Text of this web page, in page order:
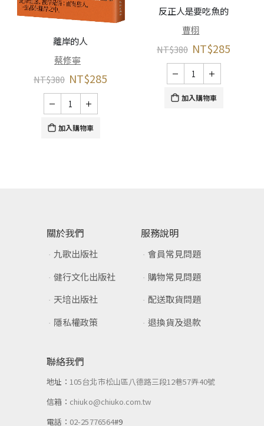
離岸的人
蔡修寧
NT$380 NT$285
加入購物車
反正人是要吃魚的
曹栩
NT$380 NT$285
加入購物車
關於我們
九歌出版社
健行文化出版社
天培出版社
隱私權政策
服務說明
會員常見問題
購物常見問題
配送取貨問題
退換貨及退款
聯絡我們
地址：105台北市松山區八德路三段12巷57弄40號
信箱： chiuko@chiuko.com.tw
電話： 02-25776564#9